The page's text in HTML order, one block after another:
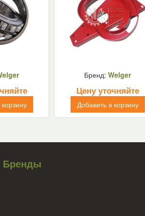
Бренд: Welger
Цену уточняйте
Добавить в корзину
Бренды